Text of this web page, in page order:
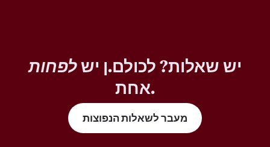
יש שאלות? לכולם.ן ישלפחות
אחת.
מעבר לשאלות הנפוצות